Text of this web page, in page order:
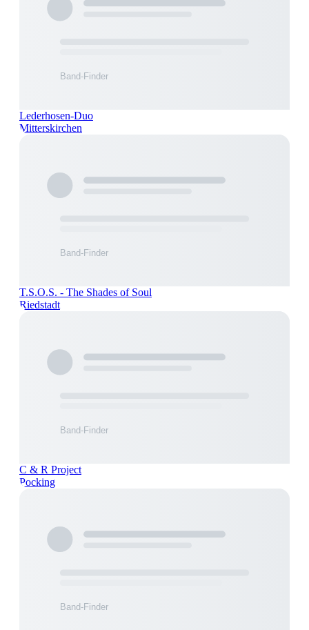
Lederhosen-Duo
Mitterskirchen
T.S.O.S. - The Shades of Soul
Riedstadt
C & R Project
Pocking